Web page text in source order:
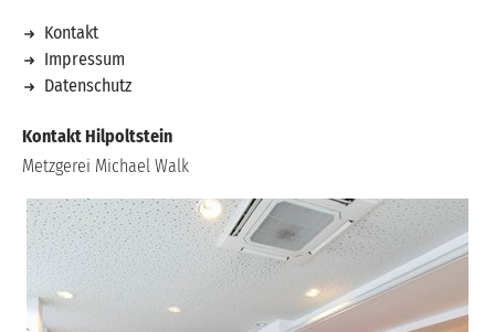
Kontakt
Impressum
Datenschutz
Kontakt Hilpoltstein
Metzgerei Michael Walk